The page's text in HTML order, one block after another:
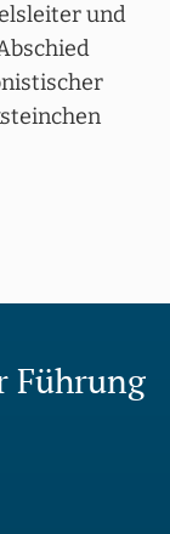
und
Führung